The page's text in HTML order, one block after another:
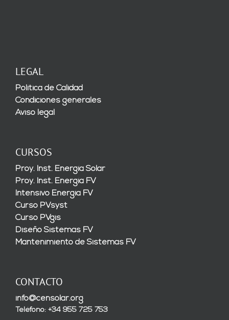
LEGAL
Política de Calidad
Condiciones generales
Aviso legal
CURSOS
Proy. Inst. Energía Solar
Proy. Inst. Energía FV
Intensivo Energía FV
Curso PVsyst
Curso PVgis
Diseño Sistemas FV
Mantenimiento de Sistemas FV
CONTACTO
info@censolar.org
Teléfono: +34 955 725 753